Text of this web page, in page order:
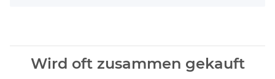
Wird oft zusammen gekauft